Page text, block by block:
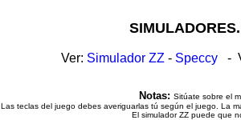
Ver: Simulador ZZ - Speccy -
Notas: Sitúate sobre el
Las teclas del juego debes averiguarlas tú según el juego. La
El simulador ZZ puede que